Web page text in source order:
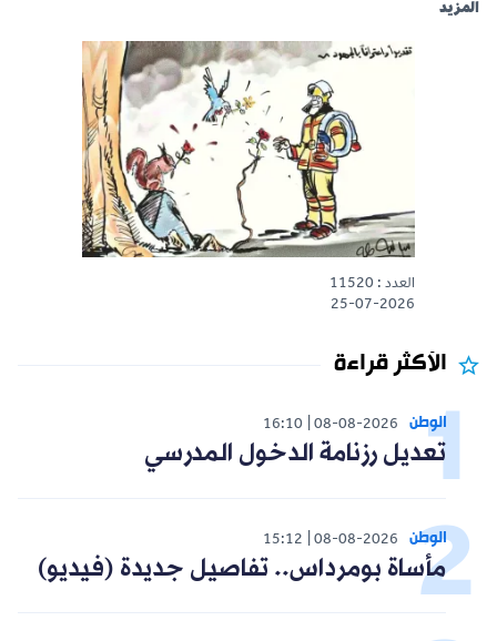
المزيد
العدد : 11520
25-07-2026
الأكثر قراءة
الوطن 08-08-2026
16:10
تعديل رزنامة الدخول المدرسي
الوطن 08-08-2026
15:12
مأساة بومرداس.. تفاصيل جديدة (فيديو)